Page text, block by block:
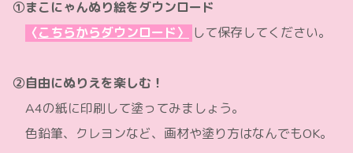
①まこにゃんぬり絵をダウンロード
〈こちらからダウンロード〉 して保存してください。
②自由にぬりえを楽しむ！
A4の紙に印刷して塗ってみましょう。
色鉛筆、クレヨンなど、画材や塗り方はなんでもOK。